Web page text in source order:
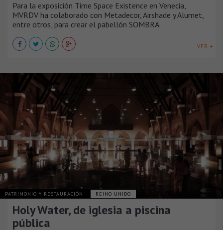
Para la exposición Time Space Existence en Venecia,
MVRDV ha colaborado con Metadecor, Airshade y Alumet,
entre otros, para crear el pabellón SOMBRA.
VER +
PATRIMONIO Y RESTAURACIÓN REINO UNIDO
Holy Water, de iglesia a piscina
pública